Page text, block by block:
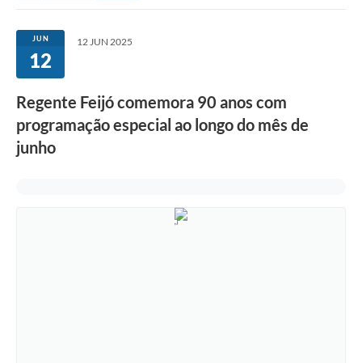
JUN
12
12 JUN 2025
Regente Feijó comemora 90 anos com
programação especial ao longo do mês de
junho